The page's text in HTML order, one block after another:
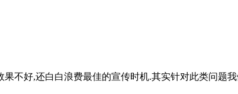
不好,还白白浪费最佳的宣传时机.其实针对此类问题